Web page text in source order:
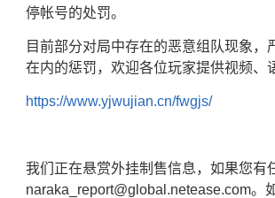
停帐号的处罚。
目前部分对局中存在的恶意组队现象
在内的惩罚，欢迎各位玩家提供视频、
https://www.yjwujian.cn/fwgjs/
我们正在悬赏外挂制售信息，如果您有
naraka_report@global.netease.com。